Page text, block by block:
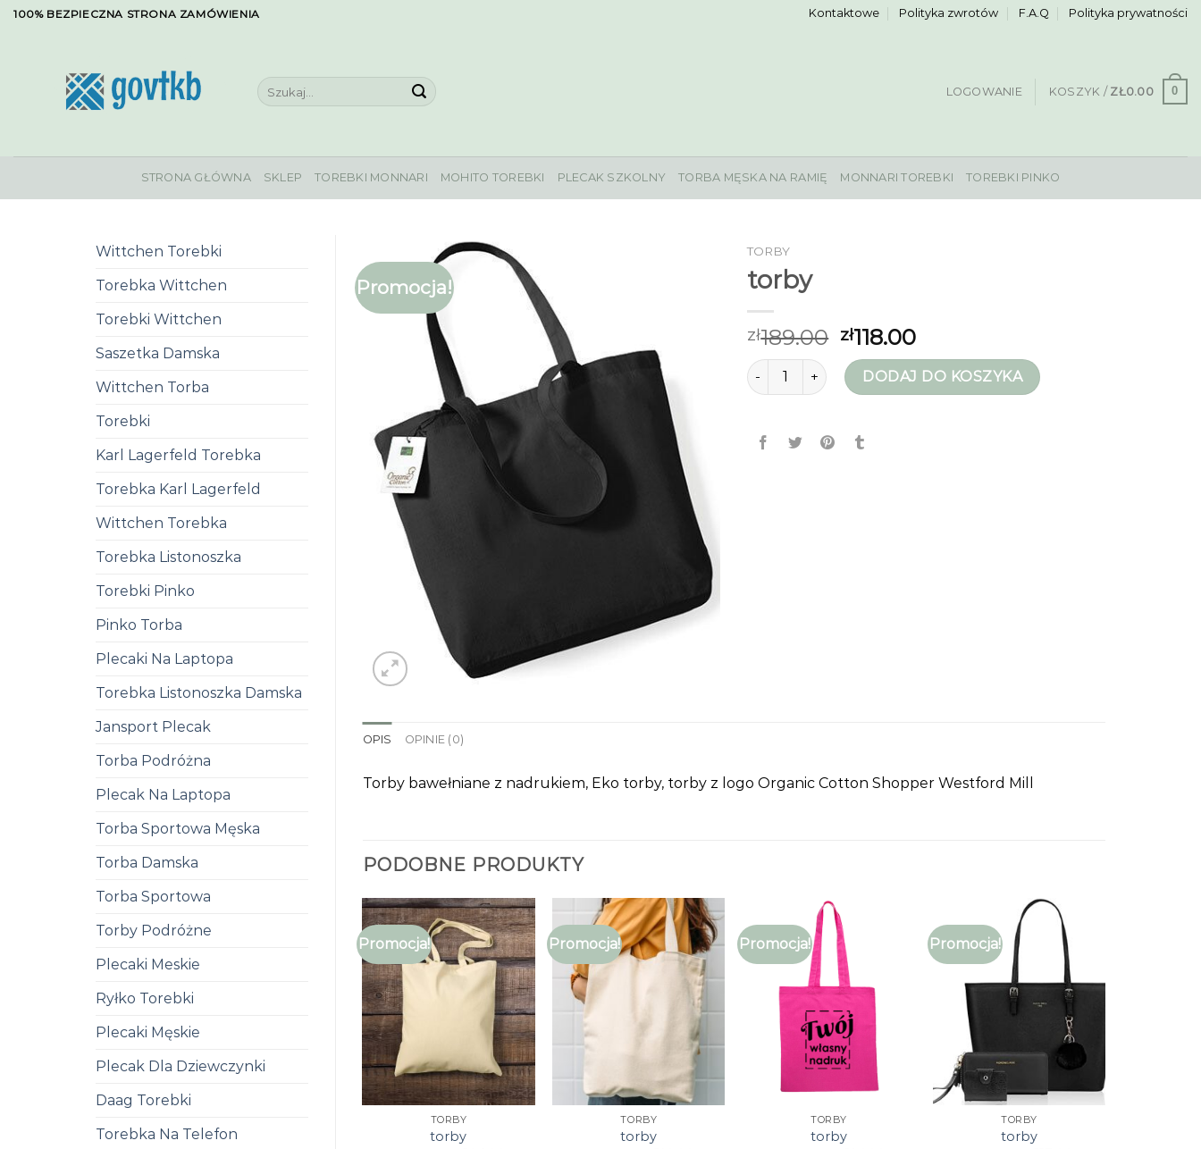
Skip100% BEZPIECZNA STRONA ZAMÓWIENIA Kontaktowe Polityka zwrotów F.A.Q Polityka prywatności
Szukaj:
LOGOWANIE KOSZYK / ZŁ0.00 0
STRONA GŁÓWNA SKLEP TOREBKI MONNARI MOHITO TOREBKI PLECAK SZKOLNY TORBA MĘSKA NA RAMIĘ MONNARI TOREBKI TOREBKI PINKO
Wittchen Torebki
Torebka Wittchen
Torebki Wittchen
Saszetka Damska
Wittchen Torba
Torebki
Karl Lagerfeld Torebka
Torebka Karl Lagerfeld
Wittchen Torebka
Torebka Listonoszka
Torebki Pinko
Pinko Torba
Plecaki Na Laptopa
Torebka Listonoszka Damska
Jansport Plecak
Torba Podróżna
Plecak Na Laptopa
Torba Sportowa Męska
Torba Damska
Torba Sportowa
Torby Podróżne
Plecaki Meskie
Ryłko Torebki
Plecaki Męskie
Plecak Dla Dziewczynki
Daag Torebki
Torebka Na Telefon
Promocja!
TORBY
torby
zł189.00 zł118.00
ilość torby DODAJ DO KOSZYKA
OPIS OPINIE (0)
Torby bawełniane z nadrukiem, Eko torby, torby z logo Organic Cotton Shopper Westford Mill
PODOBNE PRODUKTY
Promocja!
TORBY
torby
Promocja!
TORBY
torby
Promocja!
TORBY
torby
Promocja!
TORBY
torby